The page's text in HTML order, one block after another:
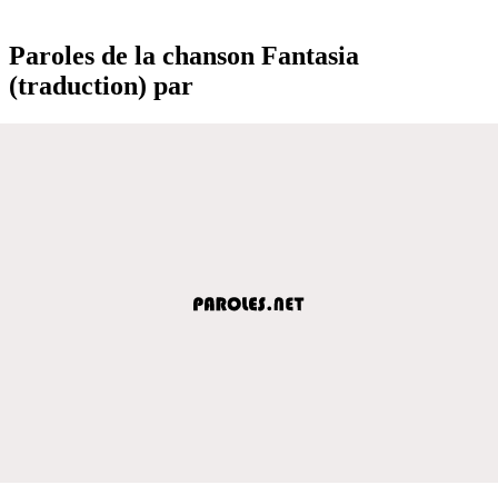
Paroles de la chanson Fantasia
(traduction) par